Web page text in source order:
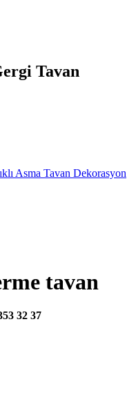
Tavan
tavan
32 37